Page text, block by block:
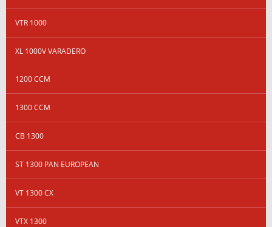
VTR 1000
XL 1000V VARADERO
1200 CCM
1300 CCM
CB 1300
ST 1300 PAN EUROPEAN
VT 1300 CX
VTX 1300